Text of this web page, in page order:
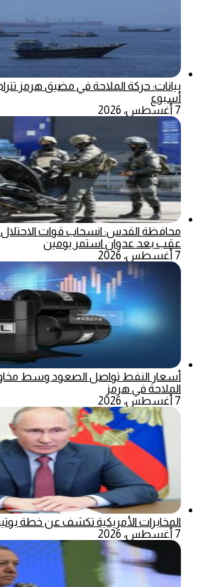
أسبوع
7 أغسطس، 2026
محافظة القدس: انسحاب قوات الاحتلال
عقب بعد عدوان استمر يومين
7 أغسطس، 2026
أسعار النفط تواصل الصعود وسط
الملاحة في هرمز
7 أغسطس، 2026
المخابرات الأمريكية تكشف عن خطة
7 أغسطس، 2026